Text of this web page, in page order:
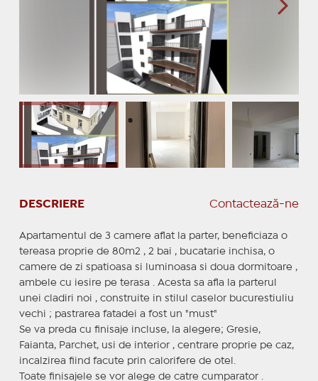
DESCRIERE Contactează-ne
Apartamentul de 3 camere aflat la parter, beneficiaza o
tereasa proprie de 80m2 , 2 bai , bucatarie inchisa, o
camere de zi spatioasa si luminoasa si doua dormitoare ,
ambele cu iesire pe terasa . Acesta sa afla la parterul
unei cladiri noi , construite in stilul caselor bucurestiuliu
vechi ; pastrarea fatadei a fost un "must"
Se va preda cu finisaje incluse, la alegere; Gresie,
Faianta, Parchet, usi de interior , centrare proprie pe caz,
incalzirea fiind facute prin calorifere de otel.
Toate finisajele se vor alege de catre cumparator .